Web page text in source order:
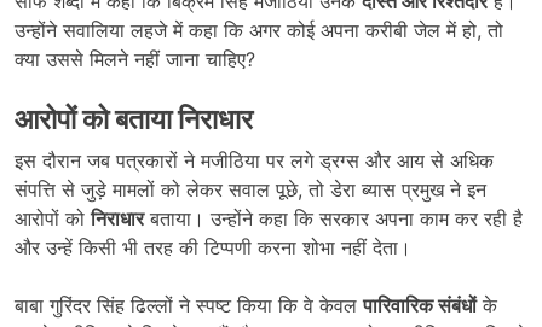
उन्होंने सवालिया लहजे में कहा कि अगर कोई अपना करीबी जेल में हो, तो
क्या उससे मिलने नहीं जाना चाहिए?
आरोपों को बताया निराधार
इस दौरान जब पत्रकारों ने मजीठिया पर लगे ड्रग्स और आय से अधिक
संपत्ति से जुड़े मामलों को लेकर सवाल पूछे, तो डेरा ब्यास प्रमुख ने इन
आरोपों कोनिराधारबताया। उन्होंने कहा कि सरकार अपना काम कर रही है
और उन्हें किसी भी तरह की टिप्पणी करना शोभा नहीं देता।
बाबा गुरिंदर सिंह ढिल्लों ने स्पष्ट किया कि वे केवलपारिवारिक संबंधोंके